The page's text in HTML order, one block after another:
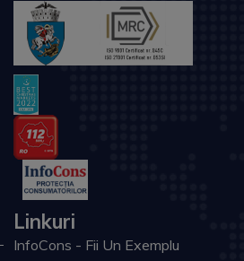
Linkuri
InfoCons - Fii Un Exemplu